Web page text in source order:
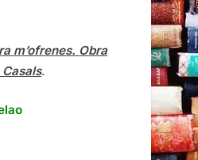
m’ofrenes. Obra
.